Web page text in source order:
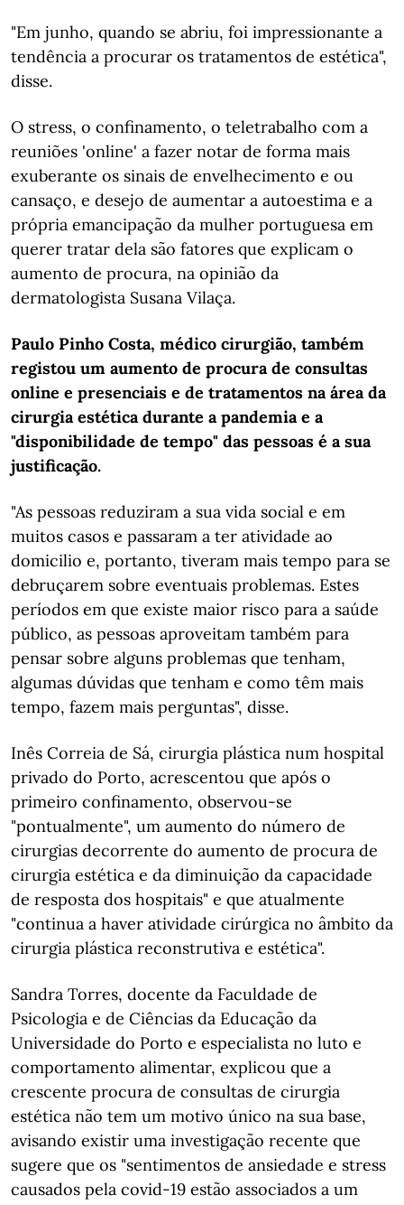
"Em junho, quando se abriu, foi impressionante a
tendência a procurar os tratamentos de estética",
disse.
O stress, o confinamento, o teletrabalho com a
reuniões 'online' a fazer notar de forma mais
exuberante os sinais de envelhecimento e ou
cansaço, e desejo de aumentar a autoestima e a
própria emancipação da mulher portuguesa em
querer tratar dela são fatores que explicam o
aumento de procura, na opinião da
dermatologista Susana Vilaça.
Paulo Pinho Costa, médico cirurgião, também
registou um aumento de procura de consultas
online e presenciais e de tratamentos na área da
cirurgia estética durante a pandemia e a
"disponibilidade de tempo" das pessoas é a sua
justificação.
"As pessoas reduziram a sua vida social e em
muitos casos e passaram a ter atividade ao
domicilio e, portanto, tiveram mais tempo para se
debruçarem sobre eventuais problemas. Estes
períodos em que existe maior risco para a saúde
público, as pessoas aproveitam também para
pensar sobre alguns problemas que tenham,
algumas dúvidas que tenham e como têm mais
tempo, fazem mais perguntas", disse.
Inês Correia de Sá, cirurgia plástica num hospital
privado do Porto, acrescentou que após o
primeiro confinamento, observou-se
"pontualmente", um aumento do número de
cirurgias decorrente do aumento de procura de
cirurgia estética e da diminuição da capacidade
de resposta dos hospitais" e que atualmente
"continua a haver atividade cirúrgica no âmbito da
cirurgia plástica reconstrutiva e estética".
Sandra Torres, docente da Faculdade de
Psicologia e de Ciências da Educação da
Universidade do Porto e especialista no luto e
comportamento alimentar, explicou que a
crescente procura de consultas de cirurgia
estética não tem um motivo único na sua base,
avisando existir uma investigação recente que
sugere que os "sentimentos de ansiedade e stress
causados pela covid-19 estão associados a um